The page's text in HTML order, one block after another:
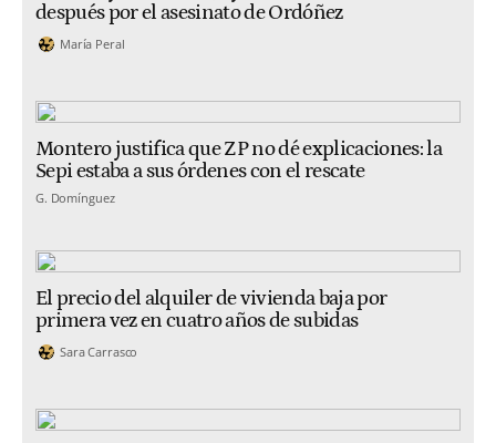
después por el asesinato de Ordóñez
María Peral
Montero justifica que ZP no dé explicaciones: la
Sepi estaba a sus órdenes con el rescate
G. Domínguez
El precio del alquiler de vivienda baja por
primera vez en cuatro años de subidas
Sara Carrasco